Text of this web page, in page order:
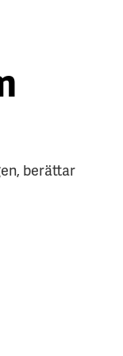
berättar